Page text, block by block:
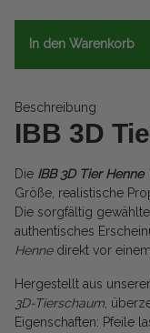
In den Warenkorb
Beschreibung
IBB 3D
Die IBB 3D Tier Henne
Größe, realistische
Die sorgfältig
authentisches
Hennedirekt vor
Hergestellt aus
3D-Tierschaum,
Eigenschaften: Pfeile